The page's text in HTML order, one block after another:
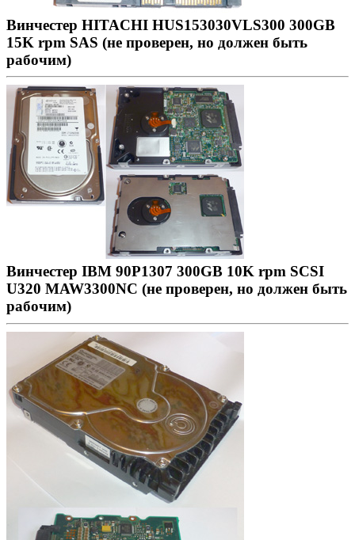
Винчестер HITACHI HUS153030VLS300 300GB
15K rpm SAS (не проверен, но должен быть
рабочим)
Винчестер IBM 90P1307 300GB 10K rpm SCSI
U320 MAW3300NC (не проверен, но должен быть
рабочим)